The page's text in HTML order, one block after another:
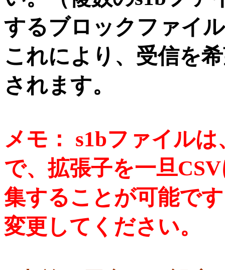
するブロックファイ
これにより、受信を
されます。
メモ： s1bファイル
で、拡張子を一旦
集することが可能で
変更してください。